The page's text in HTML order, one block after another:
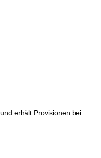
erhält Provisionen bei